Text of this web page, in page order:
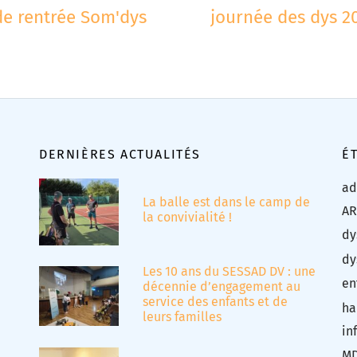
rentrée Som'dys journée des dys
DERNIÈRES ACTUALITÉS
La balle est dans le camp de
la convivialité !
Les 10 ans du SESSAD DV : une
décennie d’engagement au
service des enfants et de
leurs familles